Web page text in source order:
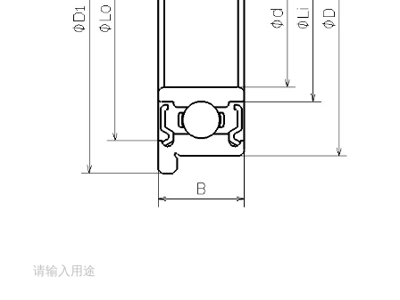
需要更多关于RF-1450ZZ的详细信息？
请填写表格，与美蓓亚三美的产品专家取得联系。
深沟球轴承（法兰型）